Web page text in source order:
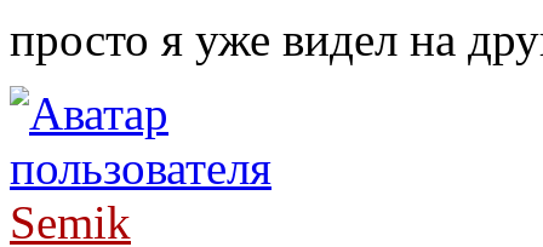
просто я уже видел на
Semik